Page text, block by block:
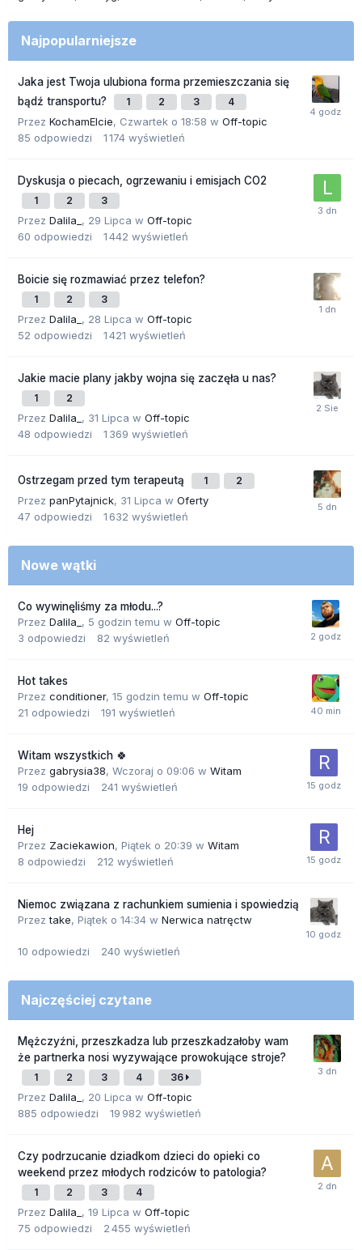
Najpopularniejsze
Jaka jest Twoja ulubiona forma przemieszczania się
bądź transportu?
1 2 3 4
Przez KochamElcie, Czwartek o 18:58 w Off-topic
85 odpowiedzi 1 174 wyświetleń
Dyskusja o piecach, ogrzewaniu i emisjach CO2
1 2 3
Przez Dalila_ , 29 Lipca w Off-topic
60 odpowiedzi 1 442 wyświetleń
Boicie się rozmawiać przez telefon?
1 2 3
Przez Dalila_ , 28 Lipca w Off-topic
52 odpowiedzi 1 421 wyświetleń
Jakie macie plany jakby wojna się zaczęła u nas?
1 2
Przez Dalila_ , 31 Lipca w Off-topic
48 odpowiedzi 1 369 wyświetleń
Ostrzegam przed tym terapeutą 1 2
Przez panPytajnick, 31 Lipca w Oferty
47 odpowiedzi 1 632 wyświetleń
Nowe wątki
Co wywinęliśmy za młodu...?
Przez Dalila_ , 5 godzin temu w Off-topic
3 odpowiedzi 82 wyświetleń
Hot takes
Przez conditioner, 15 godzin temu w Off-topic
21 odpowiedzi 191 wyświetleń
Witam wszystkich 🍀
Przez gabrysia38, Wczoraj o 09:06 w Witam
19 odpowiedzi 241 wyświetleń
Hej
Przez Zaciekawion, Piątek o 20:39 w Witam
8 odpowiedzi 212 wyświetleń
Niemoc związana z rachunkiem sumienia i spowiedzią
Przeztake, Piątek o 14:34 w Nerwica natręctw
10 odpowiedzi 240 wyświetleń
Najczęściej czytane
Mężczyźni, przeszkadza lub przeszkadzałoby wam
że partnerka nosi wyzywające prowokujące stroje?
1 2 3 4 36
Przez Dalila_ , 20 Lipca w Off-topic
885 odpowiedzi 19 982 wyświetleń
Czy podrzucanie dziadkom dzieci do opieki co
weekend przez młodych rodziców to patologia?
1 2 3 4
Przez Dalila_ , 19 Lipca w Off-topic
75 odpowiedzi 2 455 wyświetleń